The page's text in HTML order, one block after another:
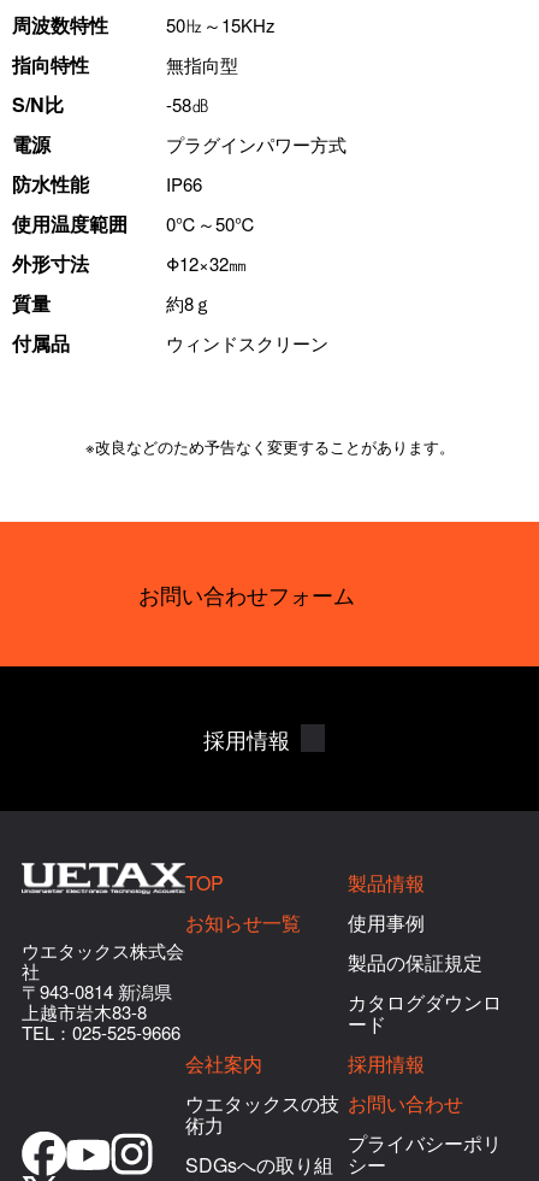
周波数特性 50㎐～15KHz
指向特性 無指向型
S/N比 -58㏈
電源 プラグインパワー方式
防水性能 IP66
使用温度範囲 0℃～50℃
外形寸法 Φ12×32㎜
質量 約8ｇ
付属品 ウィンドスクリーン
※改良などのため予告なく変更することがあります。
お問い合わせフォーム
採用情報
ウエタックス株式会
社
〒943-0814 新潟県
上越市岩木83-8
TEL： 025-525-9666
TOP
お知らせ一覧
製品情報
使用事例
製品の保証規定
カタログダウンロ
ード
会社案内
ウエタックスの技
術力
SDGsへの取り組
採用情報
お問い合わせ
プライバシーポリ
シー